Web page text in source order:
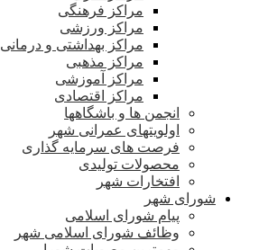
مراکز فرهنگی
مراکز ورزشی
مراکز بهداشتی و درمانی
مراکز مذهبی
مراکز آموزشی
مراکز اقتصادی
انجمن ها و باشگاهها
اولویتهای عمرانی شهر
فرصت های سرمایه گذاری
محصولات تولیدی
افتخارات شهر
شورای شهر
پیام شورای اسلامی
وظائف شورای اسلامی شهر